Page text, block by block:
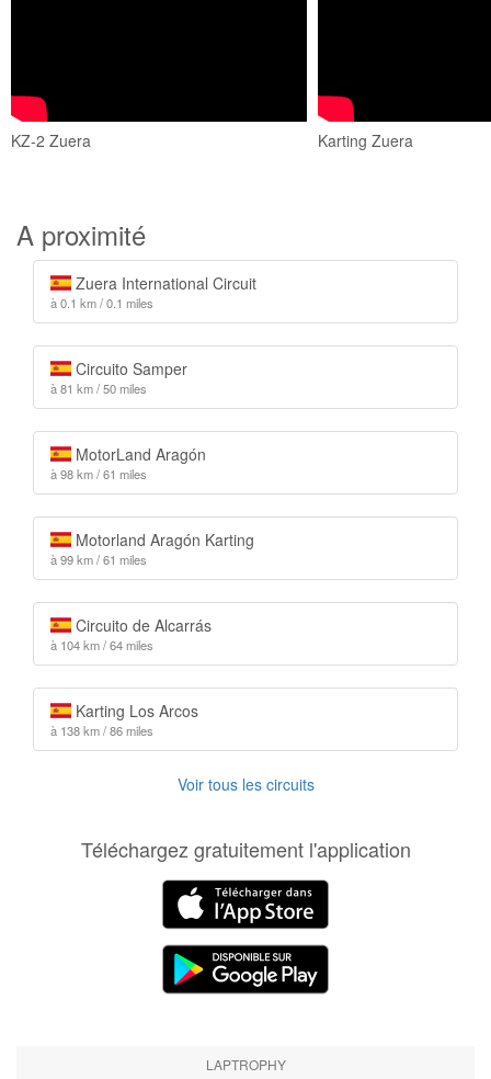
KZ-2 Zuera Karting Zuera
A proximité
Zuera International Circuit
à 0.1 km / 0.1 miles
Circuito Samper
à 81 km / 50 miles
MotorLand Aragón
à 98 km / 61 miles
Motorland Aragón Karting
à 99 km / 61 miles
Circuito de Alcarrás
à 104 km / 64 miles
Karting Los Arcos
à 138 km / 86 miles
Voir tous les circuits
Téléchargez gratuitement l'application
LAPTROPHY